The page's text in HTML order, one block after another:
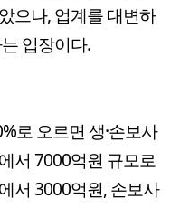
으나, 업계를 대변하
입장이다.
로 오르면 생·손보사
서 7000억원 규모로
서 3000억원, 손보사